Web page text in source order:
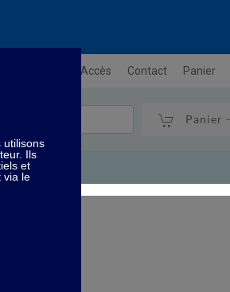
Plan / Accès Contact Panier
Panier -